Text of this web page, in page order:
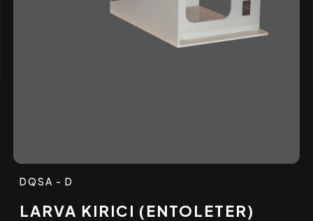
DQSA - D
LARVA KIRICI (ENTOLETER)